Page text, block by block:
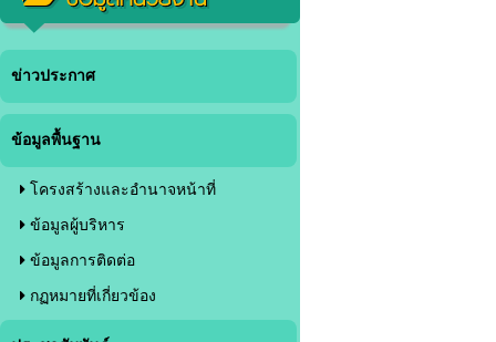
ข่าวประกาศ
ข้อมูลพื้นฐาน
โครงสร้างและอำนาจหน้าที่
ข้อมูลผู้บริหาร
ข้อมูลการติดต่อ
กฏหมายที่เกี่ยวข้อง